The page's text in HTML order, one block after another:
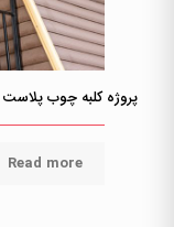
پروژه کلبه چوب
Read more